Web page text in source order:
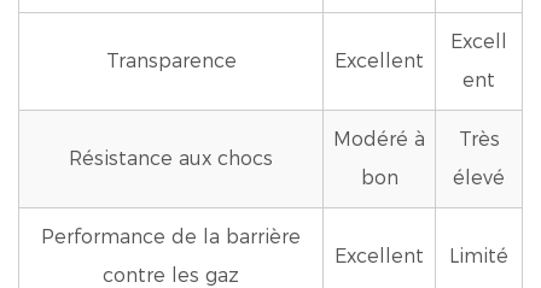
Transparence Excellent
Excell
ent
Résistance aux chocs
Modéré à
bon
Très
élevé
Performance de la barrière
contre les gaz
Excellent Limité